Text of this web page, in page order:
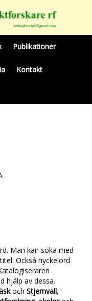
Publikationer
Kontakt
Man kan söka med
Också nyckelord
hjälp av dessa.
ochStjernvall,